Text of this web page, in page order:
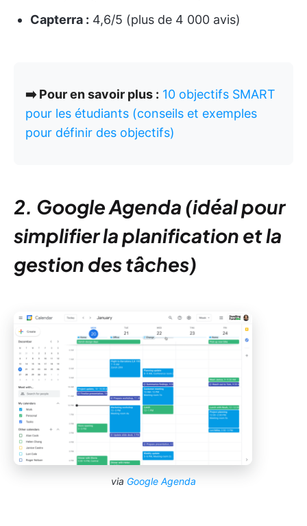
Capterra : 4,6/5 (plus de 4 000 avis)
➡️ Pour en savoir plus : 10 objectifs SMART
pour les étudiants (conseils et exemples
pour définir des objectifs)
2. Google Agenda (idéal pour
simplifier la planification et la
gestion des tâches)
via Google Agenda